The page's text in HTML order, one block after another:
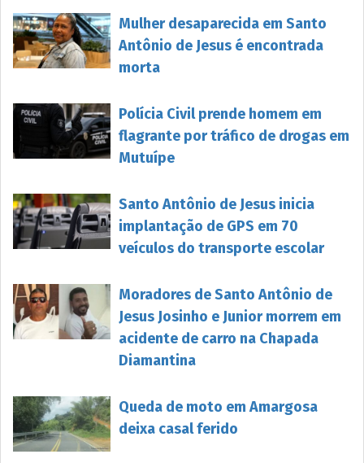
Mulher desaparecida em Santo
Antônio de Jesus é encontrada
morta
Polícia Civil prende homem em
flagrante por tráfico de drogas em
Mutuípe
Santo Antônio de Jesus inicia
implantação de GPS em 70
veículos do transporte escolar
Moradores de Santo Antônio de
Jesus Josinho e Junior morrem em
acidente de carro na Chapada
Diamantina
Queda de moto em Amargosa
deixa casal ferido